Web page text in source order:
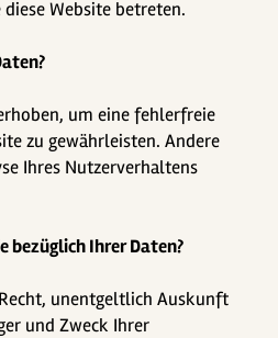
Website betreten.
um eine fehlerfreie
zu gewährleisten. Andere
Ihres Nutzerverhaltens
bezüglich Ihrer Daten?
unentgeltlich Auskunft
und Zweck Ihrer